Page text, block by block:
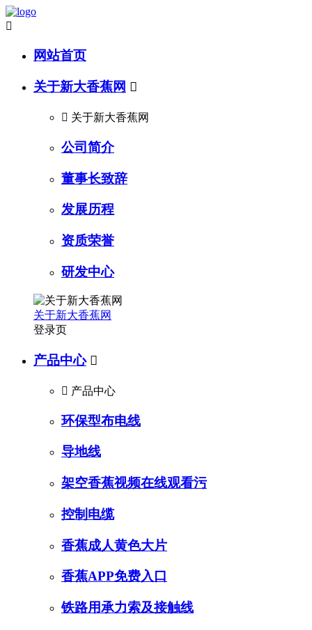

网站首页
关于新大香蕉网 
 关于新大香蕉网
公司简介
董事长致辞
发展历程
资质荣誉
研发中心
关于新大香蕉网
登录页
产品中心 
 产品中心
环保型布电线
导地线
架空香蕉视频在线观看污
控制电缆
香蕉成人黄色大片
香蕉APP免费入口
铁路用承力索及接触线